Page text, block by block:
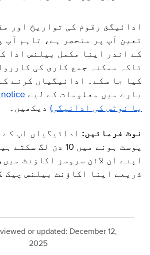
ادائیگئ رقوم کی تواریخ اور
تعین آپ پر منحصر ہے، تاہم آپ
کے اندر اپنا مکمل بیلنس ادا
تاکہ ممکنہ جمع کاری کی
کیا جا سکے۔ ادائیگیاں کرنے
بارے میں معلومات کے لیے
یا نوٹس کی ادائیگی) دیکھیں۔
نوٹ فرمائیں: ادائیگیاں آپ
پوسٹ ہونے میں 10 دن
اپنے آن لائن سروسز اکاؤنٹ
ذریعے اپنا اکاؤنٹ بیلنس چیک
or updated: December 12,
2025